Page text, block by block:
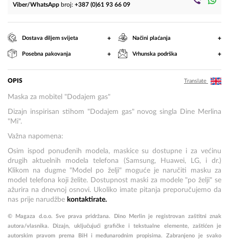
Viber/WhatsApp broj: +387 (0)61 93 66 09
Dostava diljem svijeta + Načini plaćanja +
Posebna pakovanja + Vrhunska podrška +
OPIS Translate
Maska za mobitel "Dodajem gas"
Dizajn inspirisan stihom "Dodajem gas" novog singla Dine Merlina
"Mi".
Važna napomena:
Osim ispod ponuđenih modela, maskice su dostupne i za većinu
drugih aktuelnih modela telefona (Samsung, Huawei, LG, i dr.)
Klikom na dugme "Model po želji" moguće je naručiti masku za
model telefona koji želite. Dostupnost maski za modele "po želji" se
ažurira na dnevnoj osnovi. Ukoliko imate pitanja preporučujemo da
nas prije narudžbe kontaktirate.
© Magaza d.o.o. Sve prava pridržana. Dino Merlin je registrovan zaštitni znak
autora/vlasnika.
Dizajn, uključujući grafičke i tekstualne elemente, zaštićen je
autorskim pravom prema BiH i međunarodnim propisima.
Zabranjeno je svako